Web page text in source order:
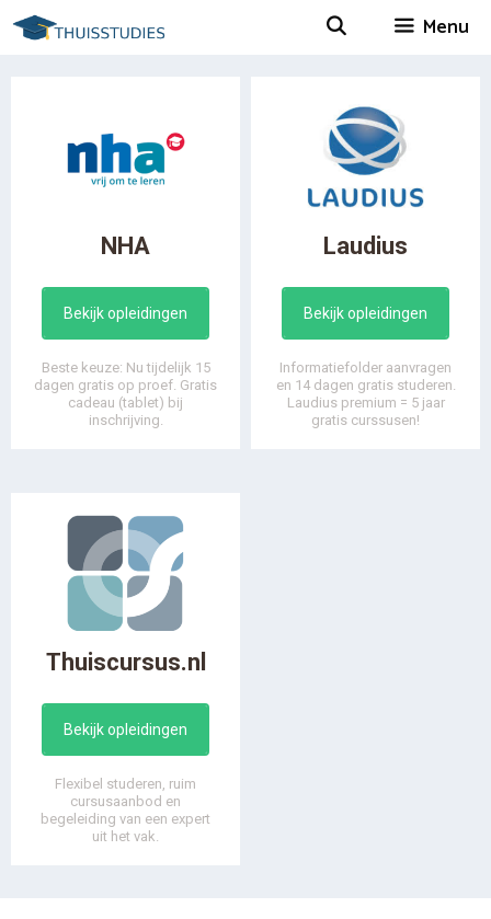
Spring
naar
Menu
NHA
Bekijk opleidingen
Beste keuze: Nu tijdelijk 15
dagen gratis op proef. Gratis
cadeau (tablet) bij
inschrijving.
Laudius
Bekijk opleidingen
Informatiefolder aanvragen
en 14 dagen gratis studeren.
Laudius premium = 5 jaar
gratis curssusen!
Thuiscursus.nl
Bekijk opleidingen
Flexibel studeren, ruim
cursusaanbod en
begeleiding van een expert
uit het vak.